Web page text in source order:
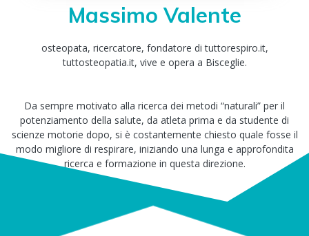
Massimo Valente
osteopata, ricercatore, fondatore di tuttorespiro.it,
tuttosteopatia.it, vive e opera a Bisceglie.
Da sempre motivato alla ricerca dei metodi “naturali” per il
potenziamento della salute, da atleta prima e da studente di
scienze motorie dopo, si è costantemente chiesto quale fosse il
modo migliore di respirare, iniziando una lunga e approfondita
ricerca e formazione in questa direzione.